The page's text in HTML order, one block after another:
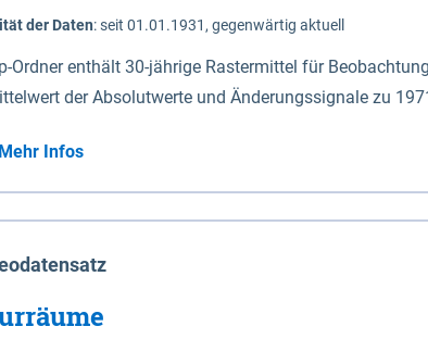
der Daten:seit 01.01.1931, gegenwärtig aktuell
Ordner enthält 30-jährige Rastermittel für
der Absolutwerte und Änderungssignale zu
(Jun. - Aug.) - au: Herbst (Sep. - Nov.) - wi: Winter (Dez. - Feb.) - hyr:
Jahr (Nov. - Okt.) - hsu: Hydrologisches
- vd: Vegetationsruhe (Okt. - Mär.) Neben den Rasterdaten ist eine
zu den Dateinamen und für eine Darstellung im
code gegeben.
Mehr Infos